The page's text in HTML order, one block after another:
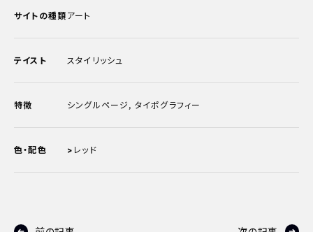
サイトの種類 アート
テイスト スタイリッシュ
特徴 シングルページ , タイポグラフィー
色・配色 > レッド